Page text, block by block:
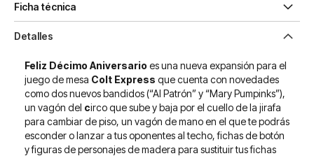
Ficha técnica
Detalles
Feliz Décimo Aniversario es una nueva expansión para el
juego de mesa Colt Express que cuenta con novedades
como dos nuevos bandidos (“Al Patrón” y “Mary Pumpinks”),
un vagón del circo que sube y baja por el cuello de la jirafa
para cambiar de piso, un vagón de mano en el que te podrás
esconder o lanzar a tus oponentes al techo, fichas de botón
y figuras de personajes de madera para sustituir tus fichas